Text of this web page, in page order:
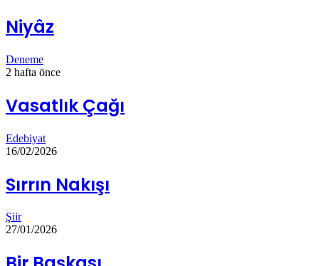
Niyâz
Deneme
2 hafta önce
Vasatlık Çağı
Edebiyat
16/02/2026
Sırrın Nakışı
Şiir
27/01/2026